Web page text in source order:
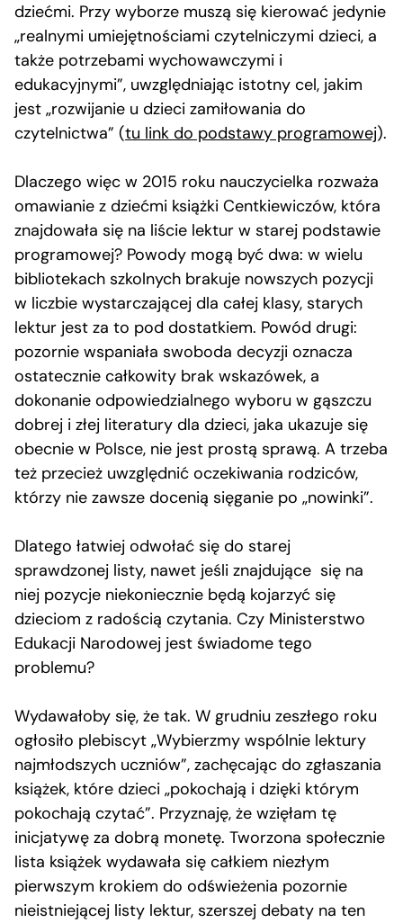
dziećmi. Przy wyborze muszą się kierować jedynie
„realnymi umiejętnościami czytelniczymi dzieci, a
także potrzebami wychowawczymi i
edukacyjnymi”, uwzględniając istotny cel, jakim
jest „rozwijanie u dzieci zamiłowania do
czytelnictwa” (tu link do podstawy programowej).
Dlaczego więc w 2015 roku nauczycielka rozważa
omawianie z dziećmi książki Centkiewiczów, która
znajdowała się na liście lektur w starej podstawie
programowej? Powody mogą być dwa: w wielu
bibliotekach szkolnych brakuje nowszych pozycji
w liczbie wystarczającej dla całej klasy, starych
lektur jest za to pod dostatkiem. Powód drugi:
pozornie wspaniała swoboda decyzji oznacza
ostatecznie całkowity brak wskazówek, a
dokonanie odpowiedzialnego wyboru w gąszczu
dobrej i złej literatury dla dzieci, jaka ukazuje się
obecnie w Polsce, nie jest prostą sprawą. A trzeba
też przecież uwzględnić oczekiwania rodziców,
którzy nie zawsze docenią sięganie po „nowinki”.
Dlatego łatwiej odwołać się do starej
sprawdzonej listy, nawet jeśli znajdujące się na
niej pozycje niekoniecznie będą kojarzyć się
dzieciom z radością czytania. Czy Ministerstwo
Edukacji Narodowej jest świadome tego
problemu?
Wydawałoby się, że tak. W grudniu zeszłego roku
ogłosiło plebiscyt „Wybierzmy wspólnie lektury
najmłodszych uczniów”, zachęcając do zgłaszania
książek, które dzieci „pokochają i dzięki którym
pokochają czytać”. Przyznaję, że wzięłam tę
inicjatywę za dobrą monetę. Tworzona społecznie
lista książek wydawała się całkiem niezłym
pierwszym krokiem do odświeżenia pozornie
nieistniejącej listy lektur, szerszej debaty na ten